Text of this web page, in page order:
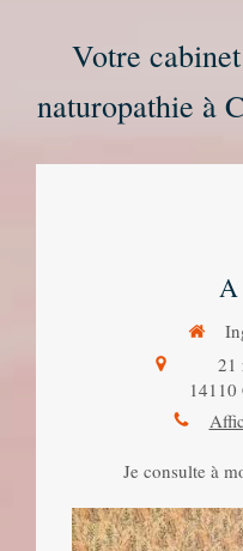
Votre
naturopathie à
A
21
14110
Je consulte à